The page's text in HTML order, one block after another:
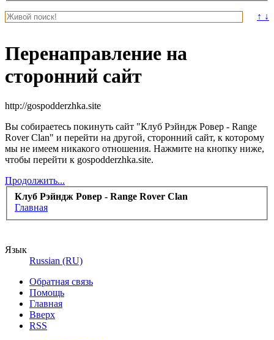
↑ ↓
Перенаправление на
сторонний сайт
http://gospodderzhka.site
Вы собираетесь покинуть сайт "Клуб Рэйндж Ровер - Range
Rover Clan" и перейти на другой, сторонний сайт, к которому
мы не имеем никакого отношения. Нажмите на кнопку ниже,
чтобы перейти к gospodderzhka.site.
Продолжить...
Клуб Рэйндж Ровер - Range Rover Clan
Главная
Язык
Russian (RU)
Обратная связь
Помощь
Главная
Вверх
RSS